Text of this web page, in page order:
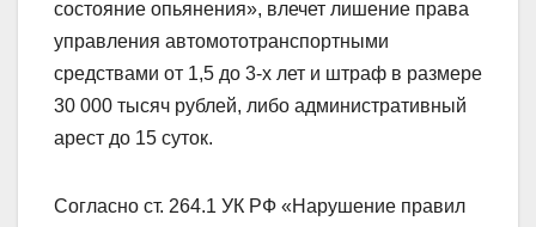
состояние опьянения», влечет лишение права
управления автомототранспортными
средствами от 1,5 до 3-х лет и штраф в размере
30 000 тысяч рублей, либо административный
арест до 15 суток.
Согласно ст. 264.1 УК РФ «Нарушение правил